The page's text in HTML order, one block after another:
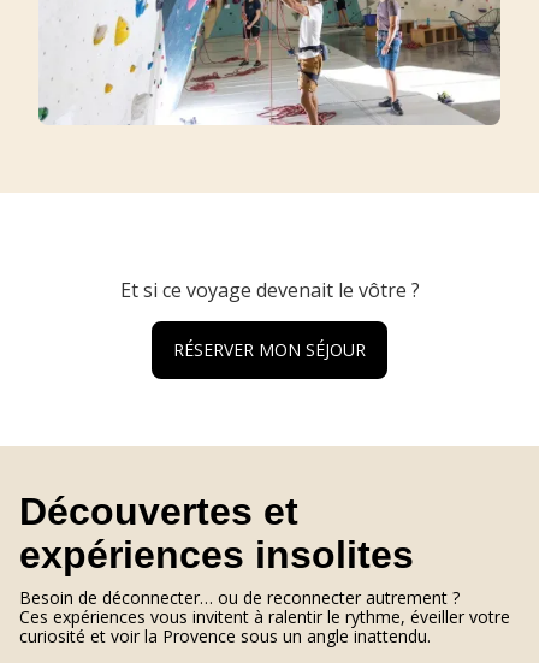
Et si ce voyage devenait le vôtre ?
RÉSERVER MON SÉJOUR
Découvertes et
expériences insolites
Besoin de déconnecter… ou de reconnecter autrement ?
Ces expériences vous invitent à ralentir le rythme, éveiller votre
curiosité et voir la Provence sous un angle inattendu.